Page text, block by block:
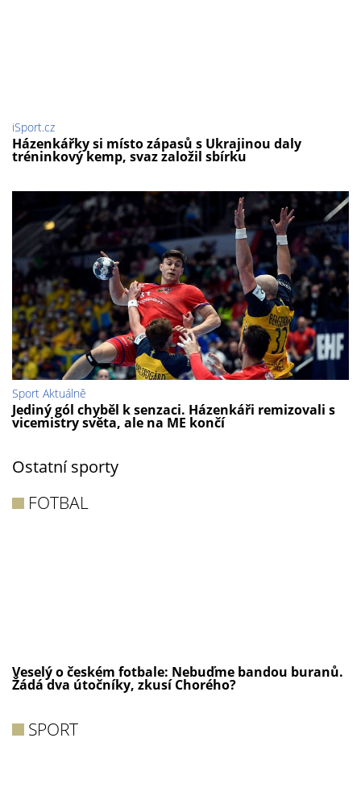
iSport.cz
Házenkářky si místo zápasů s Ukrajinou daly
tréninkový kemp, svaz založil sbírku
Sport Aktuálně
Jediný gól chyběl k senzaci. Házenkáři remizovali s
vicemistry světa, ale na ME končí
Ostatní sporty
FOTBAL
Veselý o českém fotbale: Nebuďme bandou buranů.
Žádá dva útočníky, zkusí Chorého?
SPORT